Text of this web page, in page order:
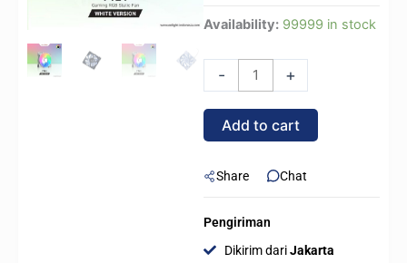
Rp31.517.
Availability: 99999 in stock
-
FAN
ENLIGHT
F124
RGB
12CM
120MM
quantity
+
Add to cart
Share Chat
Pengiriman
Dikirim dariJakarta